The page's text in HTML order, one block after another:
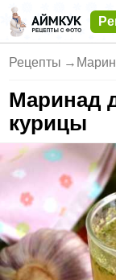
Рецепты →
Маринад
курицы